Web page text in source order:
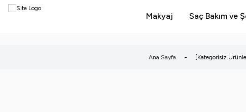
Makyaj Saç Bakım ve
Ana Sayfa - [Kategorisiz